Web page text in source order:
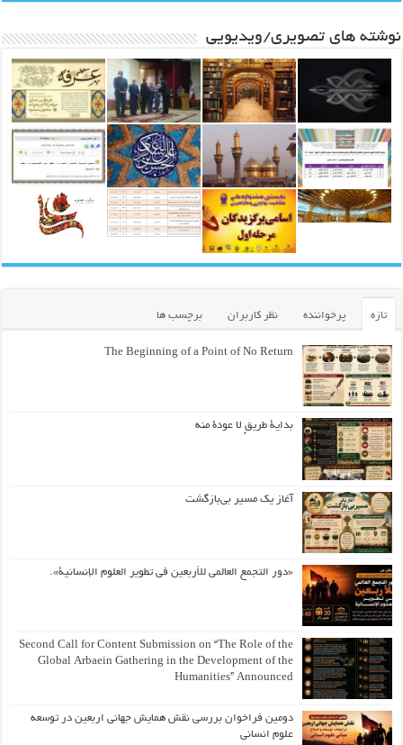
نوشته های تصویری/ویدیویی
تازه پرخواننده نظر کاربران برچسب ها
The Beginning of a Point of No Return
بداية طريقٍ لا عودة منه
آغاز یک مسیر بی‌بازگشت
«دور التجمع العالمي للأربعين في تطوير العلوم الإنسانية».
Second Call for Content Submission on “The Role of the
Global Arbaein Gathering in the Development of the
Humanities” Announced
دومین فراخوان بررسی نقش همایش جهانی اربعین در توسعه
علوم انسانی